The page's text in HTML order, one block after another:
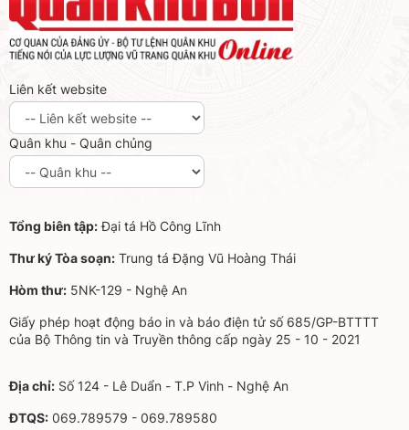
Liên kết website
Quân khu - Quân chủng
Tổng biên tập:Đại tá Hồ Công Lĩnh
Thư ký Tòa soạn: Trung tá Đặng Vũ Hoàng Thái
Hòm thư: 5NK-129 - Nghệ An
Giấy phép hoạt động báo in và báo điện tử số 685/GP-BTTTT
của Bộ Thông tin và Truyền thông cấp ngày 25 - 10 - 2021
Địa chỉ: Số 124 - Lê Duẩn - T.P Vinh - Nghệ An
ĐTQS: 069.789579 - 069.789580